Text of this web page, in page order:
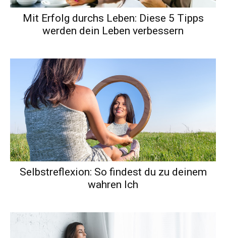
Mit Erfolg durchs Leben: Diese 5 Tipps
werden dein Leben verbessern
Selbstreflexion: So findest du zu deinem
wahren Ich